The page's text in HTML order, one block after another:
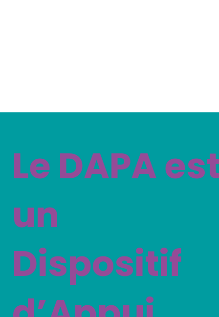
Le DAPA
un
Dispositif